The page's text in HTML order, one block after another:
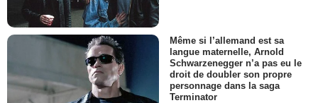
Même si l’allemand est sa
langue maternelle, Arnold
Schwarzenegger n’a pas eu le
droit de doubler son propre
personnage dans la saga
Terminator